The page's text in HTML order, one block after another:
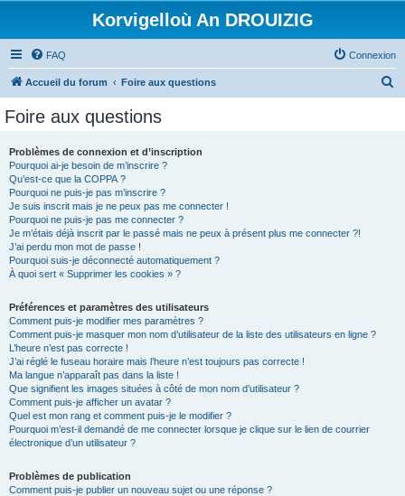
Korvigelloù An DROUIZIG
FAQ Connexion
Accueil du forum Foire aux questions
Foire aux questions
Problèmes de connexion et d’inscription
Pourquoi ai-je besoin de m’inscrire ?
Qu’est-ce que la COPPA ?
Pourquoi ne puis-je pas m’inscrire ?
Je suis inscrit mais je ne peux pas me connecter !
Pourquoi ne puis-je pas me connecter ?
Je m’étais déjà inscrit par le passé mais ne peux à présent plus me connecter ?!
J’ai perdu mon mot de passe !
Pourquoi suis-je déconnecté automatiquement ?
À quoi sert « Supprimer les cookies » ?
Préférences et paramètres des utilisateurs
Comment puis-je modifier mes paramètres ?
Comment puis-je masquer mon nom d’utilisateur de la liste des utilisateurs en ligne ?
L’heure n’est pas correcte !
J’ai réglé le fuseau horaire mais l’heure n’est toujours pas correcte !
Ma langue n’apparaît pas dans la liste !
Que signifient les images situées à côté de mon nom d’utilisateur ?
Comment puis-je afficher un avatar ?
Quel est mon rang et comment puis-je le modifier ?
Pourquoi m’est-il demandé de me connecter lorsque je clique sur le lien de courrier
électronique d’un utilisateur ?
Problèmes de publication
Comment puis-je publier un nouveau sujet ou une réponse ?